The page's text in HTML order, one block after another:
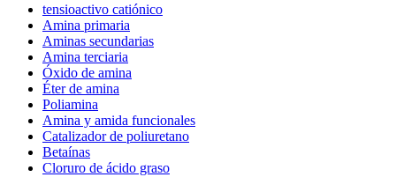
tensioactivo catiónico
Amina primaria
Aminas secundarias
Amina terciaria
Óxido de amina
Éter de amina
Poliamina
Amina y amida funcionales
Catalizador de poliuretano
Betaínas
Cloruro de ácido graso